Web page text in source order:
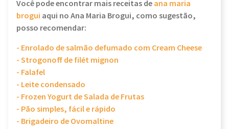
Você pode encontrar mais receitas deana maria
brogui aqui no Ana Maria Brogui, como sugestão,
posso recomendar:
- Enrolado de salmão defumado com Cream Cheese
- Strogonoff de filét mignon
- Falafel
- Leite condensado
- Frozen Yogurt de Salada de Frutas
- Pão simples, fácil e rápido
- Brigadeiro de Ovomaltine